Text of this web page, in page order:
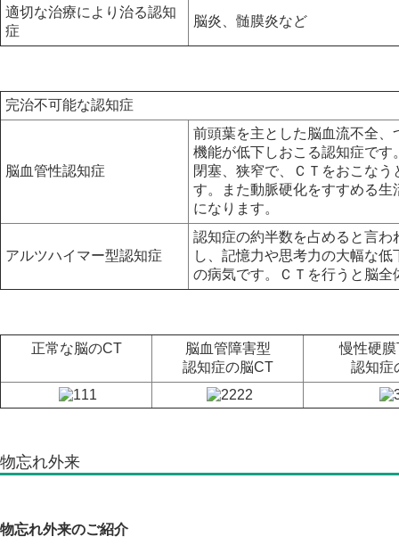
適切な治療により治る認知
症
脳炎、髄膜炎など
完治不可能な認知症
脳血管性認知症
前頭葉を主とした脳血流不全
機能が低下しおこる認知症で
閉塞、狭窄で、ＣＴをおこな
す。また動脈硬化をすすめる
になります。
アルツハイマー型認知症
認知症の約半数を占めると言
し、記憶力や思考力の大幅な
の病気です。ＣＴを行うと脳
正常な脳のCT
脳血管障害型
認知症の脳CT
慢性硬
認知症
物忘れ外来
物忘れ外来のご紹介